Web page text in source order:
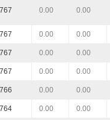
767 0.00 0.00
767 0.00 0.00
767 0.00 0.00
767 0.00 0.00
766 0.00 0.00
764 0.00 0.00